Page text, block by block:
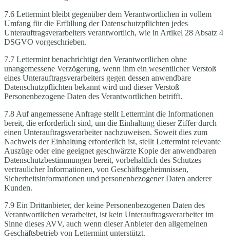
7.6 Lettermint bleibt gegenüber dem Verantwortlichen in vollem
Umfang für die Erfüllung der Datenschutzpflichten jedes
Unterauftragsverarbeiters verantwortlich, wie in Artikel 28 Absatz 4
DSGVO vorgeschrieben.
7.7 Lettermint benachrichtigt den Verantwortlichen ohne
unangemessene Verzögerung, wenn ihm ein wesentlicher Verstoß
eines Unterauftragsverarbeiters gegen dessen anwendbare
Datenschutzpflichten bekannt wird und dieser Verstoß
Personenbezogene Daten des Verantwortlichen betrifft.
7.8 Auf angemessene Anfrage stellt Lettermint die Informationen
bereit, die erforderlich sind, um die Einhaltung dieser Ziffer durch
einen Unterauftragsverarbeiter nachzuweisen. Soweit dies zum
Nachweis der Einhaltung erforderlich ist, stellt Lettermint relevante
Auszüge oder eine geeignet geschwärzte Kopie der anwendbaren
Datenschutzbestimmungen bereit, vorbehaltlich des Schutzes
vertraulicher Informationen, von Geschäftsgeheimnissen,
Sicherheitsinformationen und personenbezogener Daten anderer
Kunden.
7.9 Ein Drittanbieter, der keine Personenbezogenen Daten des
Verantwortlichen verarbeitet, ist kein Unterauftragsverarbeiter im
Sinne dieses AVV, auch wenn dieser Anbieter den allgemeinen
Geschäftsbetrieb von Lettermint unterstützt.